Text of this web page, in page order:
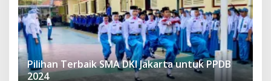
Pilihan Terbaik SMA DKI Jakarta untuk PPDB
2024